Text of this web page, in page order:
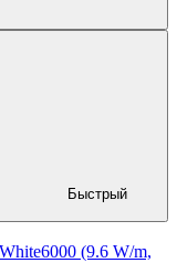
Быстрый
(9.6 W/m,